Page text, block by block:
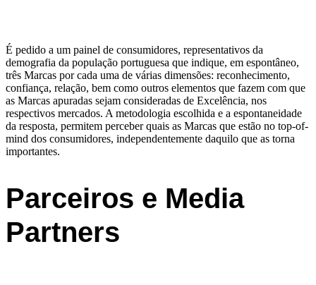
É pedido a um painel de consumidores, representativos da
demografia da população portuguesa que indique, em espontâneo,
três Marcas por cada uma de várias dimensões: reconhecimento,
confiança, relação, bem como outros elementos que fazem com que
as Marcas apuradas sejam consideradas de Excelência, nos
respectivos mercados. A metodologia escolhida e a espontaneidade
da resposta, permitem perceber quais as Marcas que estão no top-of-
mind dos consumidores, independentemente daquilo que as torna
importantes.
Parceiros e Media
Partners